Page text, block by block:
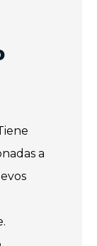
a